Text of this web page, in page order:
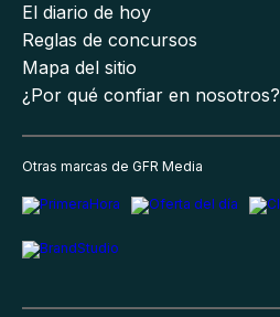
El diario de hoy
Reglas de concursos
Mapa del sitio
¿Por qué confiar en nosotros?
Otras marcas de GFR Media